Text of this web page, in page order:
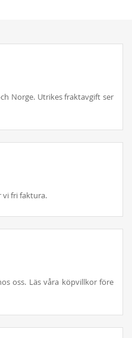
Norge. Utrikes fraktavgift ser
vi fri faktura.
oss. Läs våra köpvillkor före